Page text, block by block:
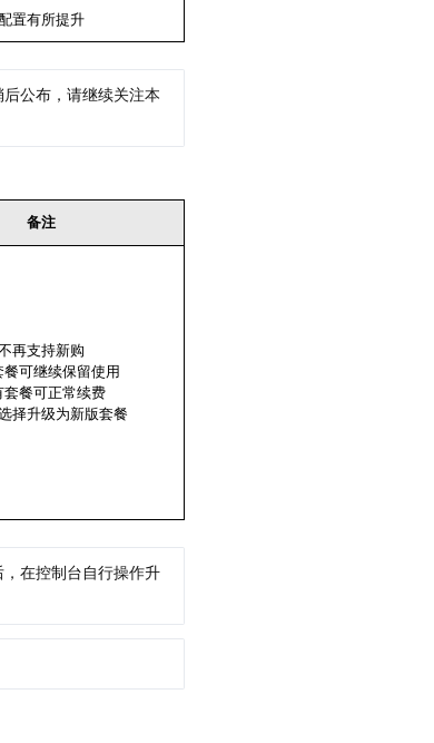
置有所提升
公布，请继续关注本
备注
再支持新购
餐可继续保留使用
套餐可正常续费
择升级为新版套餐
在控制台自行操作升